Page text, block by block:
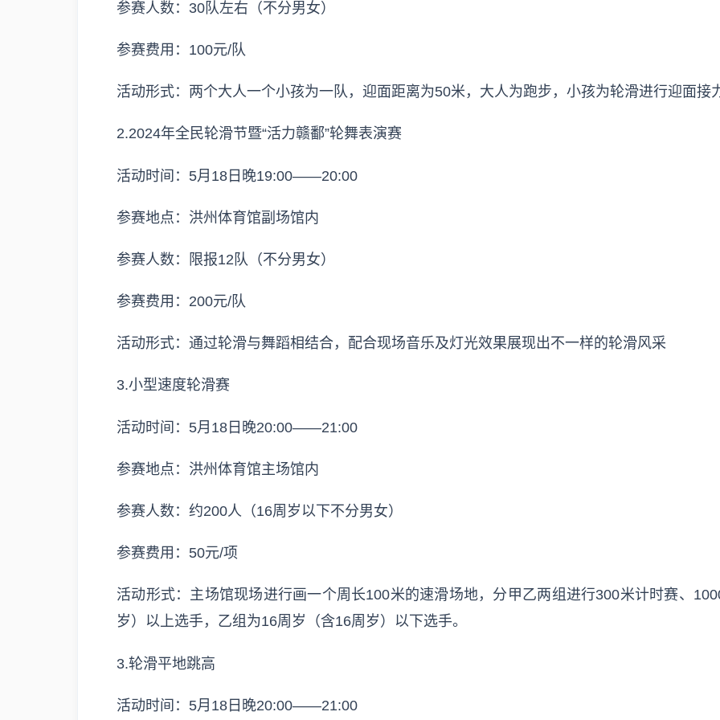
参赛人数：30队左右（不分男女）
参赛费用：100元/队
活动形式：两个大人一个小孩为一队，迎面距离为50米，大人为跑步，小孩为轮滑进行迎面接
2.2024年全民轮滑节暨“活力赣鄱”轮舞表演赛
活动时间：5月18日晚19:00——20:00
参赛地点：洪州体育馆副场馆内
参赛人数：限报12队（不分男女）
参赛费用：200元/队
活动形式：通过轮滑与舞蹈相结合，配合现场音乐及灯光效果展现出不一样的轮滑风采
3.小型速度轮滑赛
活动时间：5月18日晚20:00——21:00
参赛地点：洪州体育馆主场馆内
参赛人数：约200人（16周岁以下不分男女）
参赛费用：50元/项
活动形式：主场馆现场进行画一个周长100米的速滑场地，分甲乙两组进行300米计时赛、
岁）以上选手，乙组为16周岁（含16周岁）以下选手。
3.轮滑平地跳高
活动时间：5月18日晚20:00——21:00